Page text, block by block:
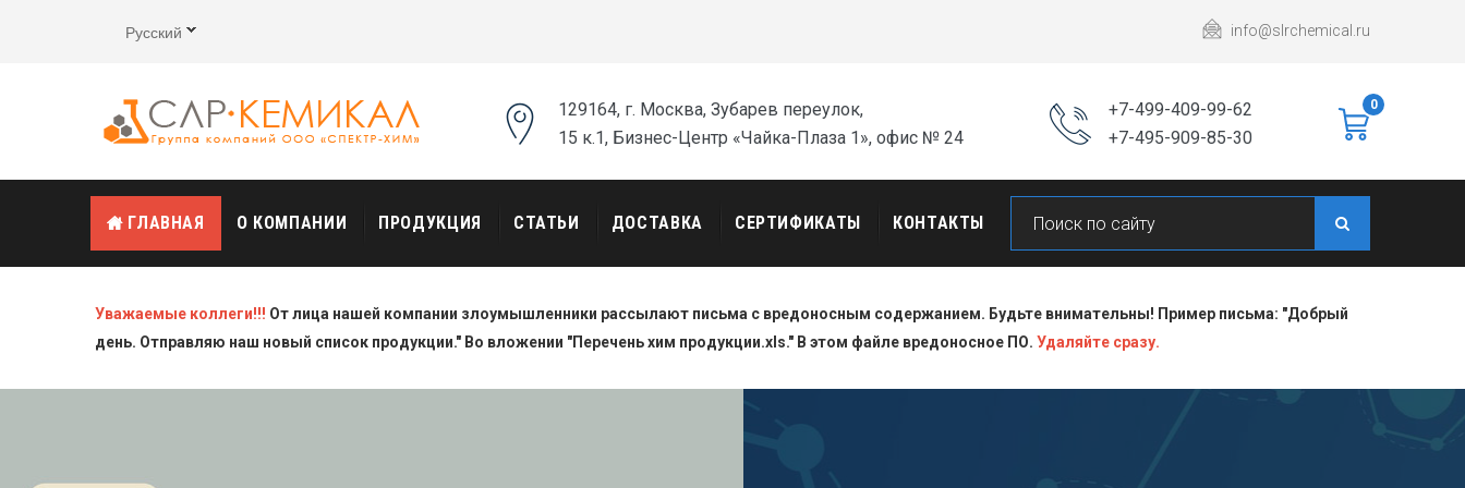
Русский info@slrchemical.ru
129164, г. Москва, Зубарев переулок,
15 к.1, Бизнес-Центр «Чайка-Плаза 1», офис № 24
+7-499-409-99-62
+7-495-909-85-30
0
ГЛАВНАЯ О КОМПАНИИ ПРОДУКЦИЯ СТАТЬИ ДОСТАВКА СЕРТИФИКАТЫ КОНТАКТЫ
Уважаемые коллеги!!! От лица нашей компании злоумышленники рассылают письма с вредоносным содержанием. Будьте внимательны! Пример письма: "Добрый
день. Отправляю наш новый список продукции." Во вложении "Перечень хим продукции.xls." В этом файле вредоносное ПО. Удаляйте сразу.